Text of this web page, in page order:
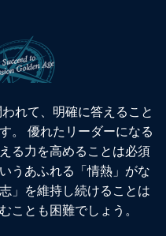
れて、明確に答えること
。 優れたリーダーになる
る力を高めることは必須
うあふれる「情熱」がな
」を維持し続けることは
ことも困難でしょう。